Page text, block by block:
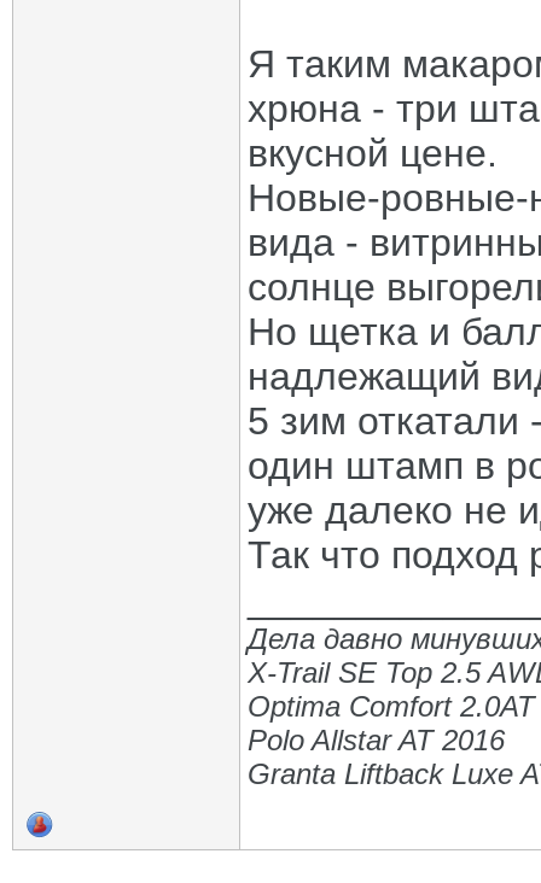
Я таким
хрюна - три
вкусной цене.
Новые-ровные-
вида -
солнце
Но щетка и
надлежащий
5 зим откатали
один штамп в
уже далеко не
Так что подход
Дела давно
X-Trail SE Top 2.5
Optima Comfort
Polo Allstar AT 2016
Granta Liftback Luxe